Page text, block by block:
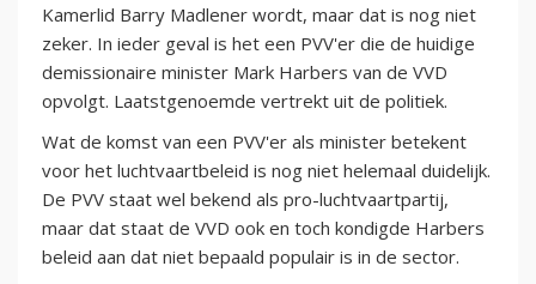
Kamerlid Barry Madlener wordt, maar dat is nog niet
zeker. In ieder geval is het een PVV'er die de huidige
demissionaire minister Mark Harbers van de VVD
opvolgt. Laatstgenoemde vertrekt uit de politiek.
Wat de komst van een PVV'er als minister betekent
voor het luchtvaartbeleid is nog niet helemaal duidelijk.
De PVV staat wel bekend als pro-luchtvaartpartij,
maar dat staat de VVD ook en toch kondigde Harbers
beleid aan dat niet bepaald populair is in de sector.